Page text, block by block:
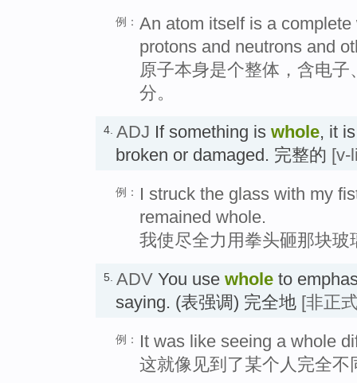
例： An atom itself is a
protons and neutrons and
原子本身是个整体，含电
分。
4. ADJ If something is whole, it
broken or damaged. 完整的 [v-
例：
I struck the glass with my
remained whole.
我使尽全力用拳头砸那块
5. ADV You use whole to
saying. (表强调) 完全地 [非正
例：
It was like seeing a whole
这就像见到了某个人完全不